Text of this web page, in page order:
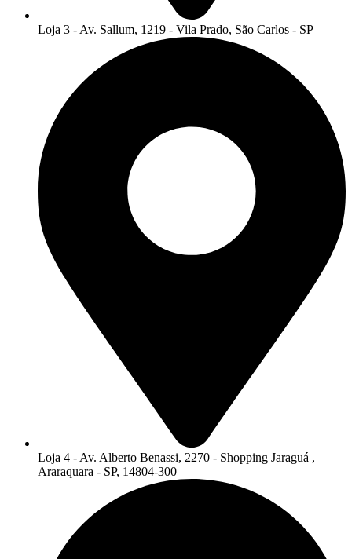
Loja 3 - Av. Sallum, 1219 - Vila Prado, São Carlos - SP
Loja 4 - Av. Alberto Benassi, 2270 - Shopping Jaraguá ,
Araraquara - SP, 14804-300